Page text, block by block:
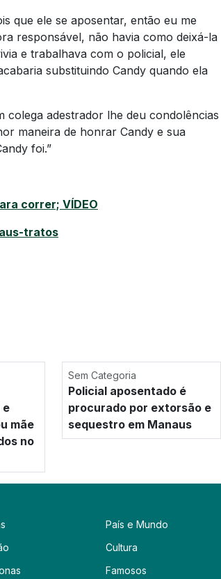
que ele se aposentar, então eu me
responsável, não havia como deixá-la
e trabalhava com o policial, ele
substituindo Candy quando ela
colega adestrador lhe deu condolências
maneira de honrar Candy e sua
foi.”
correr; VÍDEO
tratos
e
mãe
no
Sem Categoria
Policial aposentado é
procurado por extorsão e
sequestro em Manaus
País e Mundo
Cultura
Famosos